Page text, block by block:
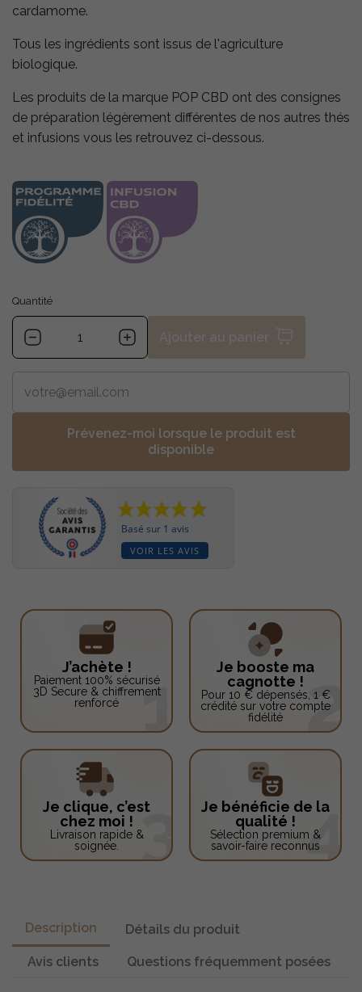
cardamome.
Tous les ingrédients sont issus de l'agriculture
biologique.
Les produits de la marque POP CBD ont des consignes
de préparation légèrement différentes de nos autres thés
et infusions vous les retrouvez ci-dessous.
Quantité
Ajouter au panier
Prévenez-moi lorsque le produit est
disponible
Basé sur 1 avis
VOIR LES AVIS
J’achète !
Paiement 100% sécurisé
3D Secure & chiffrement
renforcé
Je booste ma
cagnotte !
Pour 10 € dépensés, 1 €
crédité sur votre compte
fidélité
Je clique, c’est
chez moi !
Livraison rapide &
soignée.
Je bénéficie de la
qualité !
Sélection premium &
savoir-faire reconnus
Description Détails du produit
Avis clients Questions fréquemment posées